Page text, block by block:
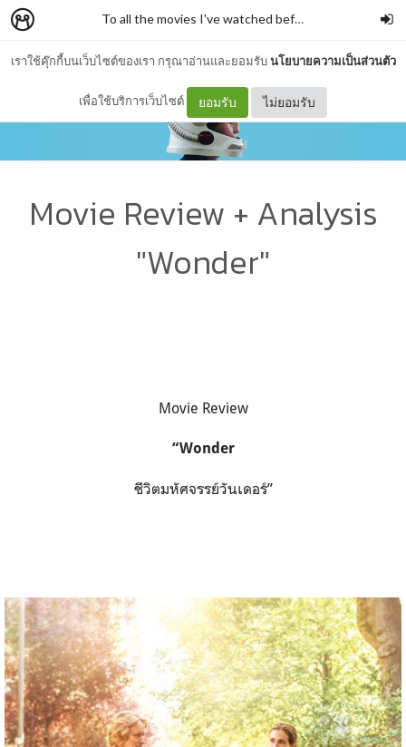
เราใช้คุ๊กกี้บนเว็บไซต์ของเรา กรุณาอ่านและยอมรับนโยบายความเป็นส่วนตัว
เพื่อใช้บริการเว็บไซต์ ยอมรับ ไม่ยอมรับ
To all the movies I've watched before
Movie Review + Analysis
"Wonder"
Movie Review
“Wonder
ชีวิตมหัศจรรย์วันเดอร์”